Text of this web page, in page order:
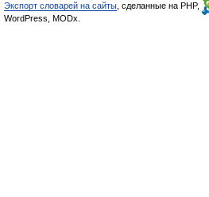
Экспорт словарей на сайты , сделанные на PHP,
WordPress, MODx.